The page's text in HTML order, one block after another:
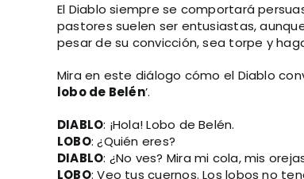
El Diablo siempre se comportará
pastores suelen ser entusiastas,
pesar de su convicción, sea torpe y
Mira en este diálogo cómo el Diablo
lobo de Belén’.
DIABLO: ¡Hola! Lobo de Belén.
LOBO: ¿Quién eres?
DIABLO: ¿No ves? Mira mi cola, mis
LOBO: Veo tus cuernos. Los lobos no